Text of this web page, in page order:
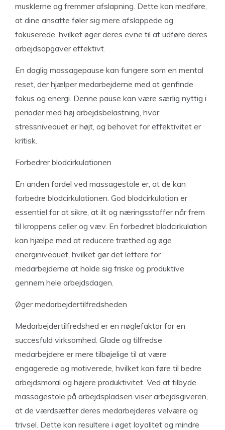
musklerne og fremmer afslapning. Dette kan medføre,
at dine ansatte føler sig mere afslappede og
fokuserede, hvilket øger deres evne til at udføre deres
arbejdsopgaver effektivt.
En daglig massagepause kan fungere som en mental
reset, der hjælper medarbejderne med at genfinde
fokus og energi. Denne pause kan være særlig nyttig i
perioder med høj arbejdsbelastning, hvor
stressniveauet er højt, og behovet for effektivitet er
kritisk.
Forbedrer blodcirkulationen
En anden fordel ved massagestole er, at de kan
forbedre blodcirkulationen. God blodcirkulation er
essentiel for at sikre, at ilt og næringsstoffer når frem
til kroppens celler og væv. En forbedret blodcirkulation
kan hjælpe med at reducere træthed og øge
energiniveauet, hvilket gør det lettere for
medarbejderne at holde sig friske og produktive
gennem hele arbejdsdagen.
Øger medarbejdertilfredsheden
Medarbejdertilfredshed er en nøglefaktor for en
succesfuld virksomhed. Glade og tilfredse
medarbejdere er mere tilbøjelige til at være
engagerede og motiverede, hvilket kan føre til bedre
arbejdsmoral og højere produktivitet. Ved at tilbyde
massagestole på arbejdspladsen viser arbejdsgiveren,
at de værdsætter deres medarbejderes velvære og
trivsel. Dette kan resultere i øget loyalitet og mindre